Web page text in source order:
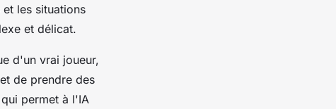
les situations
et délicat.
d'un vrai joueur,
de prendre des
permet à l'IA